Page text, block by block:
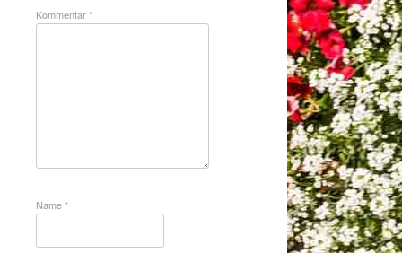
Kommentar*
Name*